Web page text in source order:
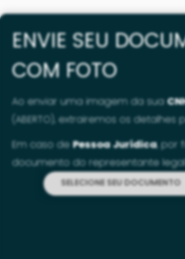
ENVIE SEU
COM FOTO
Ao enviar uma imagem da sua
(ABERTO), extrairemos os detalhes
Em caso dePessoa Jurídica, por
documento do representante legal.
SELECIONE SEU DOCUMENTO